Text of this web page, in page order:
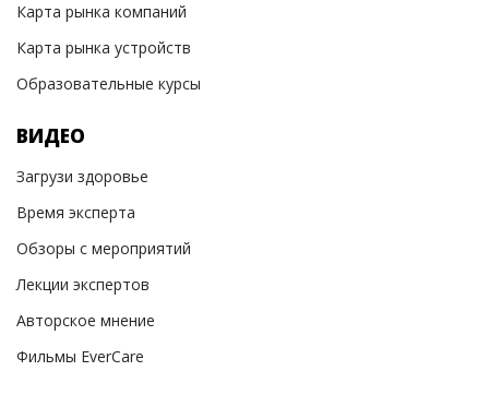
Карта рынка компаний
Карта рынка устройств
Образовательные курсы
ВИДЕО
Загрузи здоровье
Время эксперта
Обзоры с мероприятий
Лекции экспертов
Авторское мнение
Фильмы EverCare